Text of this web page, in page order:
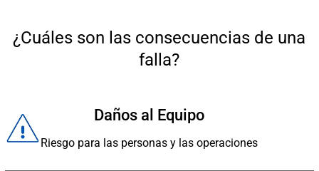
¿Cuáles son las consecuencias de una
falla?
Daños al Equipo
Riesgo para las personas y las operaciones